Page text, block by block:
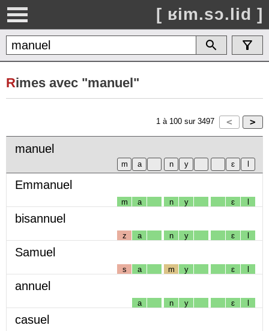
[ ʁim.sɔ.lid ]
Rimes avec "manuel"
1 à 100 sur 3497
manuel
Emmanuel
m a n y ɛ l
bisannuel
z a n y ɛ l
Samuel
s a m y ɛ l
annuel
a n y ɛ l
casuel